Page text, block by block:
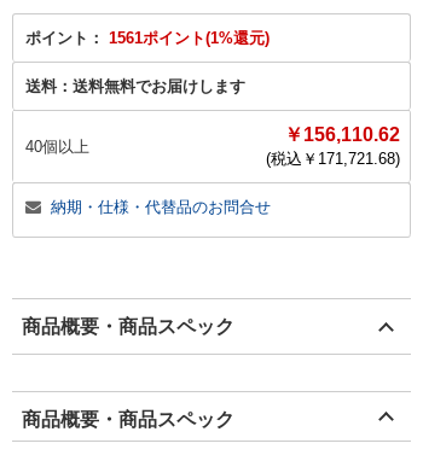
ポイント： 1561ポイント(1%還元)
送料： 送料無料でお届けします
40個以上
￥156,110.62
(税込￥ 171,721.68)
納期・仕様・代替品のお問合せ
商品概要・商品スペック
商品概要・商品スペック